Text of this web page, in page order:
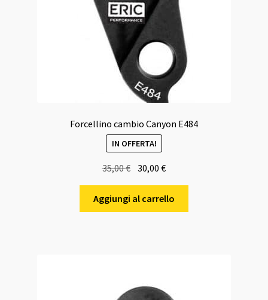
Forcellino cambio Canyon E484
IN OFFERTA!
35,00€
originale
era:
30,00€Il
attuale
è:
Aggiungi al carrello